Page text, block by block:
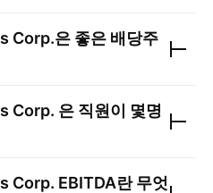
Corp.은 좋은 배당주
Corp. 은 직원이 몇명
Corp. EBITDA란 무엇